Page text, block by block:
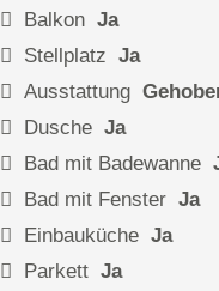
Balkon Ja
Stellplatz Ja
Ausstattung
Dusche Ja
Bad mit Badewanne
Bad mit Fenster Ja
Einbauküche Ja
Parkett Ja